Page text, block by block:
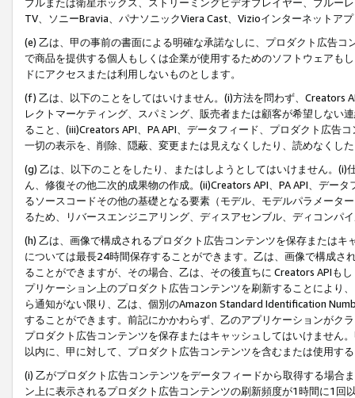
TV、ソニーBravia、パナソニックViera Cast、Vizioインターネットア
(e) 乙は、甲の事前の書面による明確な承諾なしに、プロダクト広告
で商品を提供する個人もしくは企業が使用するためのソフトウェアも
ドにアクセスまたは利用しないものとします。
(f) 乙は、以下のことをしてはいけません。(i)方法を問わず、Creators
レクトマーケティング、スパミング、販売者または顧客が希望しない
ること、(iii)Creators API、PA API、データフィード、プロダクト広告
一切の表示を、削除、隠蔽、変更または見えなくしたり、読めなくし
(g) 乙は、以下のことをしたり、またはしようとしてはいけません。
ん、修復その他二次的成果物の作成。(ii)Creators API、PA API、デー
るソースコードその他の基礎となる要素（モデル、モデルパラメータ
るため、リバースエンジニアリング、ディスアセンブル、ディコンパ
(h) 乙は、画像で構成されるプロダクト広告コンテンツを保存または
については最長24時間保存することができます。乙は、画像で構成
ることができますが、その場合、乙は、その後直ちに Creators APIも
プリケーション上のプロダクト広告コンテンツを刷新することにより
ら通知がない限り、乙は、個別のAmazon Standard Identification
することができます。前記にかかわらず、乙のアプリケーションがク
プロダクト広告コンテンツを保存またはキャッシュしてはいけません
以内に、甲に対して、プロダクト広告コンテンツを含むまたは使用す
(i) 乙がプロダクト広告コンテンツをデータフィードから取得する場合
ン上に表示されるプロダクト広告コンテンツの刷新頻度が1時間に1